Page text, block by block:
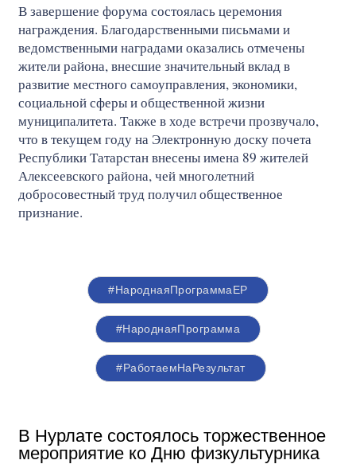
В завершение форума состоялась церемония
награждения. Благодарственными письмами и
ведомственными наградами оказались отмечены
жители района, внесшие значительный вклад в
развитие местного самоуправления, экономики,
социальной сферы и общественной жизни
муниципалитета. Также в ходе встречи прозвучало,
что в текущем году на Электронную доску почета
Республики Татарстан внесены имена 89 жителей
Алексеевского района, чей многолетний
добросовестный труд получил общественное
признание.
#НароднаяПрограммаЕР
#НароднаяПрограмма
#РаботаемНаРезультат
В Нурлате состоялось торжественное
мероприятие ко Дню физкультурника